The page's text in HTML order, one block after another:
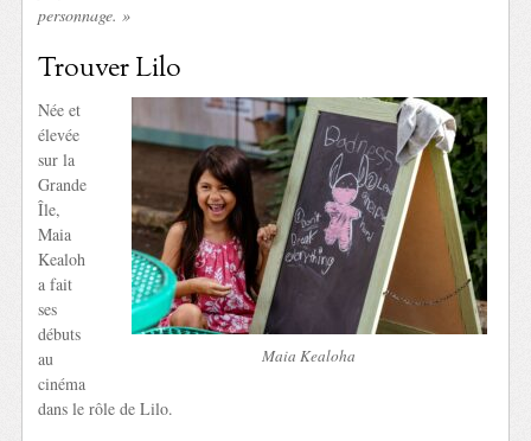
personnage. »
Trouver Lilo
Maia Kealoha
Née et
élevée
sur la
Grande
Île,
Maia
Kealoh
a fait
ses
débuts
au
cinéma
dans le rôle de Lilo.